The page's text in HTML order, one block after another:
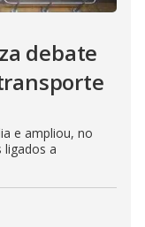
debate
e ampliou, no
a